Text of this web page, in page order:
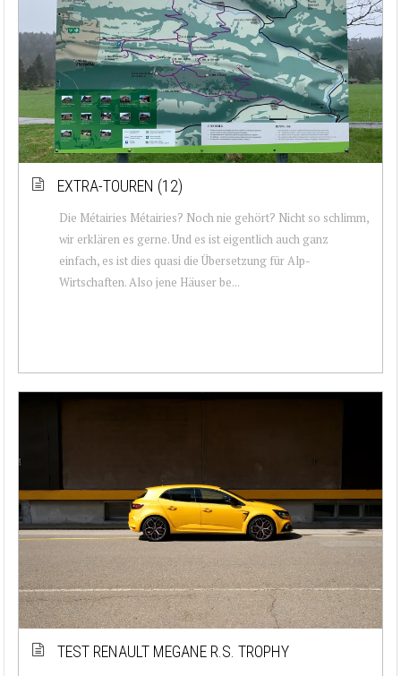
EXTRA-TOUREN (12)
Die Métairies Métairies? Noch nie gehört? Nicht so schlimm,
wir erklären es gerne. Und es ist eigentlich auch ganz
einfach, es ist dies quasi die Übersetzung für Alp-
Wirtschaften. Also jene Häuser be...
TEST RENAULT MEGANE R.S. TROPHY